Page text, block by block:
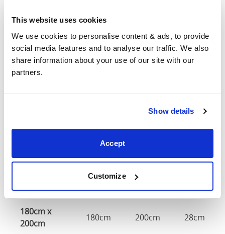
This website uses cookies
We use cookies to personalise content & ads, to provide
social media features and to analyse our traffic. We also
share information about your use of our site with our
partners.
Show details
Accept
Customize
Maße
Größe Breite Länge Tiefe
90cm X
200cm
200cm 28cm
140cm
160cm 200cm
180cm x
200cm
180cm 200cm 28cm